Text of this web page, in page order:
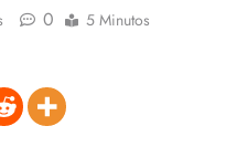
0 5 Minutos